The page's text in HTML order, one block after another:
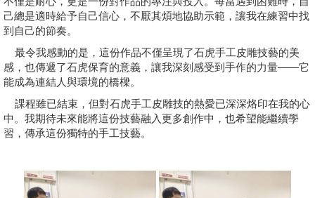
學員專區
教師專區
評委專區
校務行政
己總是適時給予自己信心，不厭其煩地協助示範，讓我在練習中找
到自己的節奏。
最令我感動的是，這份作品不僅呈現了石虎手工皮雕技藝的美
感，也傳遞了石虎保育的意義，讓我深刻感受到手作的力量——它
能成為連結人與環境的橋樑。
課程雖已結束，但對石虎手工皮雕技的熱愛已深深烙印在我的心
中。我期待未來能將這份技藝融入更多創作中，也希望能繼續學
習，傳承這份獨特的手工技藝。